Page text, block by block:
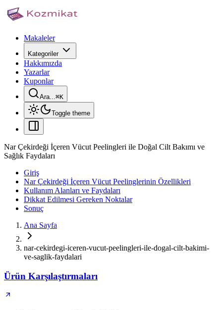
Makaleler
Kategoriler
Hakkımızda
Yazarlar
Kuponlar
Ara...⌘K
Toggle theme
Nar Çekirdeği İçeren Vücut Peelingleri ile Doğal Cilt Bakımı ve
Sağlık Faydaları
Giriş
Nar Çekirdeği İçeren Vücut Peelinglerinin Özellikleri
Kullanım Alanları ve Faydaları
Dikkat Edilmesi Gereken Noktalar
Sonuç
Ana Sayfa
nar-cekirdegi-iceren-vucut-peelingleri-ile-dogal-cilt-bakimi-
ve-saglik-faydalari
Ürün Karşılaştırmaları